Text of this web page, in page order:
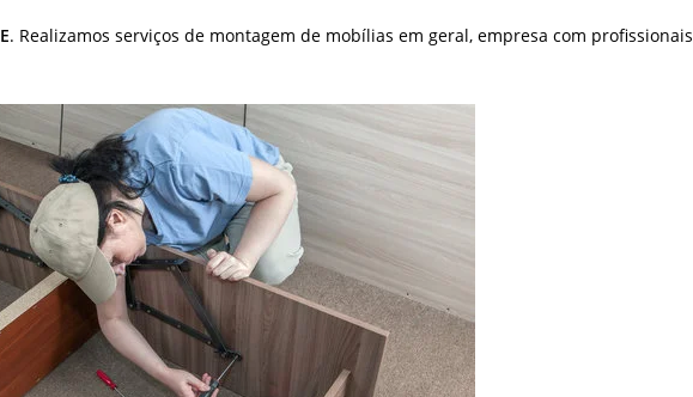
. Realizamos serviços de montagem de mobílias em geral, empresa com profissionais